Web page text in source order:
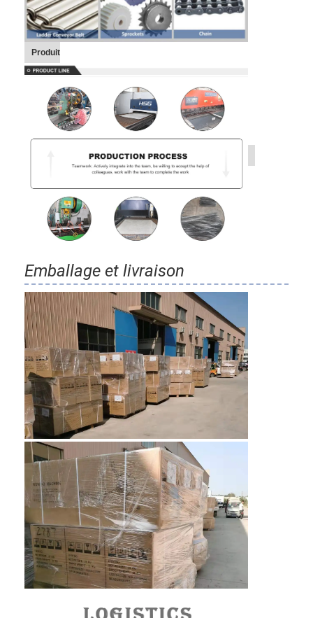
Produit
Emballage et livraison